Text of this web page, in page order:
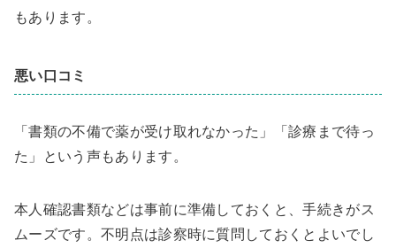
もあります。
悪い口コミ
「書類の不備で薬が受け取れなかった」「診療まで待っ
た」という声もあります。
本人確認書類などは事前に準備しておくと、手続きがス
ムーズです。不明点は診察時に質問しておくとよいでし